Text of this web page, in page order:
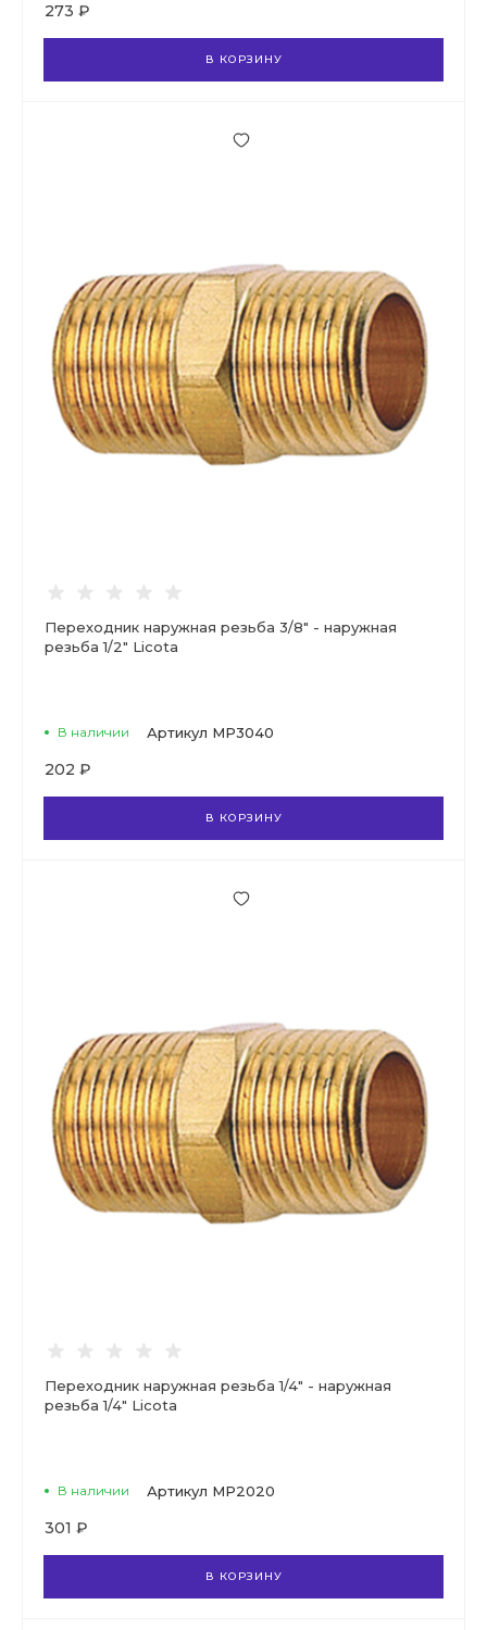
273 ₽
В КОРЗИНУ
Переходник наружная резьба 3/8" - наружная
резьба 1/2" Licota
В наличии Артикул MP3040
202 ₽
В КОРЗИНУ
Переходник наружная резьба 1/4" - наружная
резьба 1/4" Licota
В наличии Артикул MP2020
301 ₽
В КОРЗИНУ